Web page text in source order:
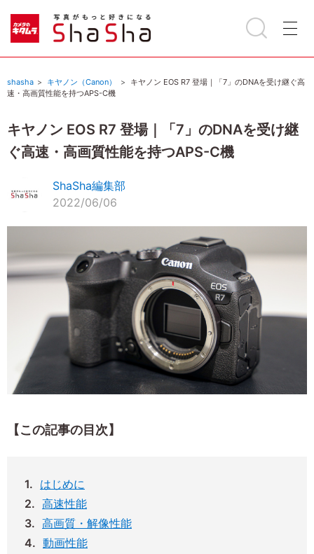
shasha キヤノン（Canon）
キヤノン EOS R7 登場｜「7」のDNAを受け継ぐ高
速・高画質性能を持つAPS-C機
キヤノン EOS R7 登場｜「7」のDNAを受け継
ぐ高速・高画質性能を持つAPS-C機
ShaSha編集部
2022/06/06
【この記事の目次】
はじめに
高速性能
高画質・解像性能
動画性能